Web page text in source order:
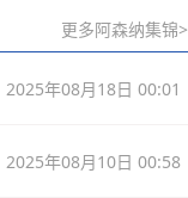
更多阿森纳集锦>
2025年08月18日 00:01
2025年08月10日 00:58